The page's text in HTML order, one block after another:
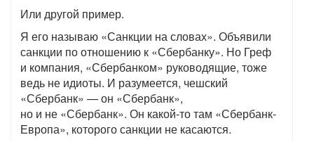
Или другой пример.
Я его называю «Санкции на словах». Объявили
санкции по отношению к «Сбербанку». Но Греф
и компания, «Сбербанком» руководящие, тоже
ведь не идиоты. И разумеется, чешский
«Сбербанк» — он «Сбербанк»,
но и не «Сбербанк». Он какой-то там «Сбербанк-
Европа», которого санкции не касаются.